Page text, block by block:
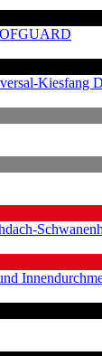
Kiesfang